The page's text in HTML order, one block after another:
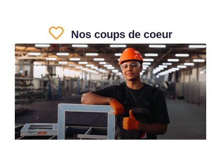
Nos coups de coeur